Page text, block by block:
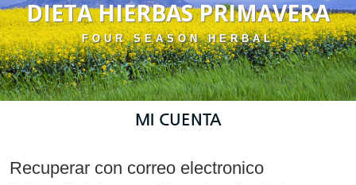
DIETA HIERBAS PRIMAVERA
FOUR SEASON HERBAL
MI CUENTA
Recuperar con correo electronico